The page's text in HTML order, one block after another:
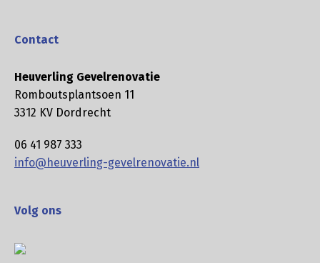
Contact
Heuverling Gevelrenovatie
Romboutsplantsoen 11
3312 KV Dordrecht
06 41 987 333
info@heuverling-gevelrenovatie.nl
Volg ons